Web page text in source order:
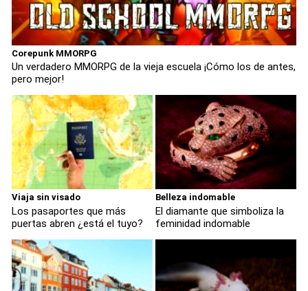
Corepunk MMORPG
Un verdadero MMORPG de la vieja escuela ¡Cómo los de antes,
pero mejor!
Viaja sin visado
Los pasaportes que más
puertas abren ¿está el tuyo?
Belleza indomable
El diamante que simboliza la
feminidad indomable